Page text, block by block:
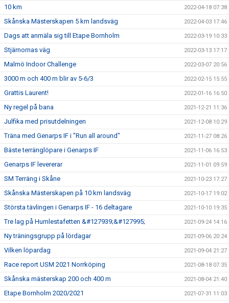
10 km 2022-04-18 07:38
Skånska Mästerskapen 5 km landsväg 2022-04-03 17:46
Dags att anmäla sig till Etape Bornholm 2022-03-19 10:33
Stjärnornas väg 2022-03-13 17:17
Malmö Indoor Challenge 2022-03-07 20:56
3000 m och 400 m blir av 5-6/3 2022-02-15 15:55
Grattis Laurent! 2022-01-16 16:50
Ny regel på bana 2021-12-21 11:36
Julfika med prisutdelningen 2021-12-08 10:29
Träna med Genarps IF i "Run all around" 2021-11-27 08:26
Bäste terränglöpare i Genarps IF 2021-11-06 16:53
Genarps IF levererar 2021-11-01 09:59
SM Terräng i Skåne 2021-10-23 17:27
Skånska Mästerskapen på 10 km landsväg 2021-10-17 19:02
Största tävlingen i Genarps IF - 16 deltagare 2021-10-10 19:35
Tre lag på Humlestafetten &#127939;&#127995; 2021-09-24 14:16
Ny träningsgrupp på lördagar 2021-09-06 20:24
Vilken löpardag 2021-09-04 21:27
Race report USM 2021 Norrköping 2021-08-18 07:35
Skånska mästerskap 200 och 400 m 2021-08-04 21:40
Etape Bornholm 2020/2021 2021-07-31 11:03